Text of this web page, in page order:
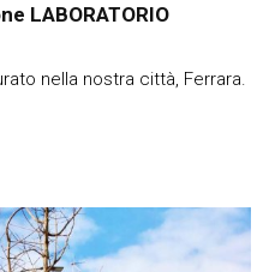
LABORATORIO
nella nostra città, Ferrara.